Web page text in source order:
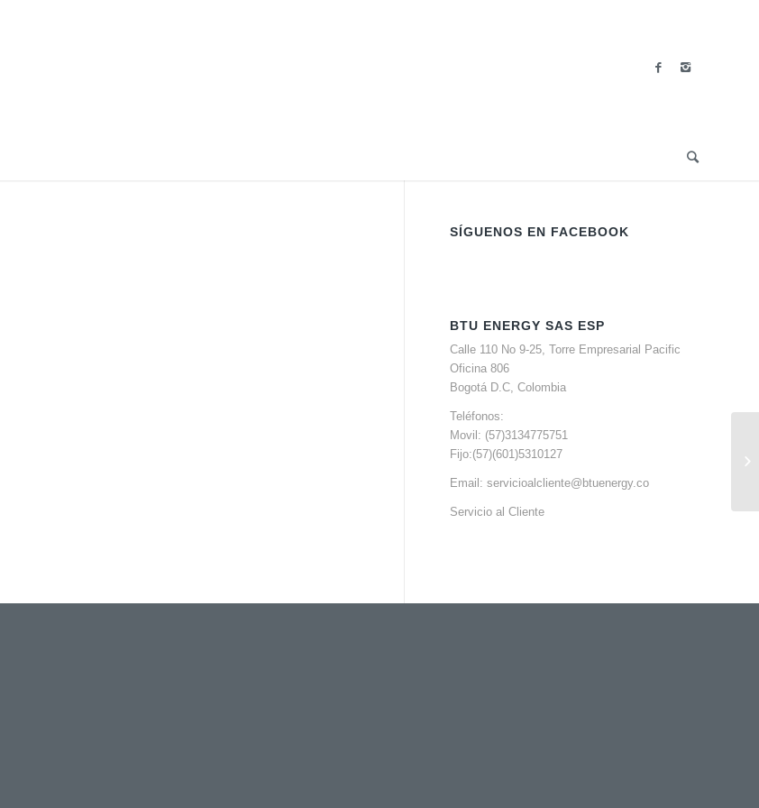
SÍGUENOS EN FACEBOOK
BTU ENERGY SAS ESP
Calle 110 No 9-25, Torre Empresarial Pacific
Oficina 806
Bogotá D.C, Colombia
Teléfonos:
Movil: (57)3134775751
Fijo:(57)(601)5310127
Email: servicioalcliente@btuenergy.co
Servicio al Cliente